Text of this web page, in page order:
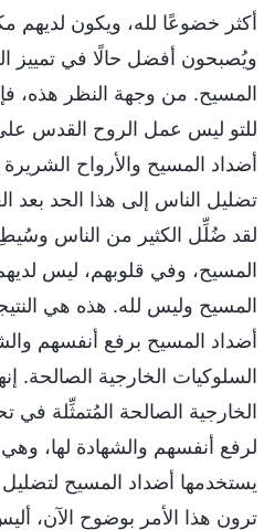
أكثر خضوعًا لله، ويكون لديهم
ويُصبحون أفضل حالًا في تمييز
المسيح. من وجهة النظر هذه،
للتو ليس عمل الروح القدس
أضداد المسيح والأرواح
تضليل الناس إلى هذا الحد بعد
لقد ضُلِّل الكثير من الناس
المسيح، وفي قلوبهم، ليس
المسيح وليس لله. هذه هي
أضداد المسيح برفع أنفسهم
السلوكيات الخارجية الصالحة.
الخارجية الصالحة المُتمثِّلة
لرفع أنفسهم والشهادة لها،
يستخدمها أضداد المسيح
ترون هذا الأمر بوضوح الآن،